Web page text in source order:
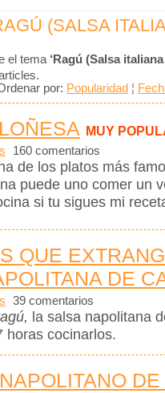
(SALSA
el tema ‘Ragú (Salsa
por: Popularidad ¦
MUY
160 comentarios
de los platos más
puede uno comer un
si tu sigues mi
QUE
DE
39 comentarios
la salsa napolitana
horas cocinarlos.